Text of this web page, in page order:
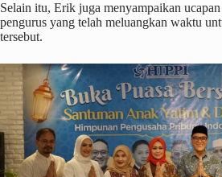
Selain itu, Erik juga menyampaikan
pengurus yang telah meluangkan waktu
tersebut.